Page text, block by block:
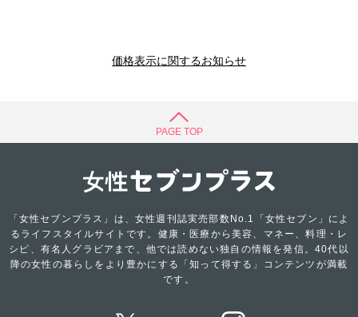
価格表示に関するお知らせ
PAGE TOP
「女性セブンプラス」は、女性週刊誌実売部数No.1「女性セブン」によ
るライフスタイルサイトです。健康・医療から美容、マネー、料理・レ
シピ、有名人グラビアまで、他では読めない独自の情報を発信。40代以
降の女性の暮らしをより豊かにする「知って得する」コンテンツが満載
です。